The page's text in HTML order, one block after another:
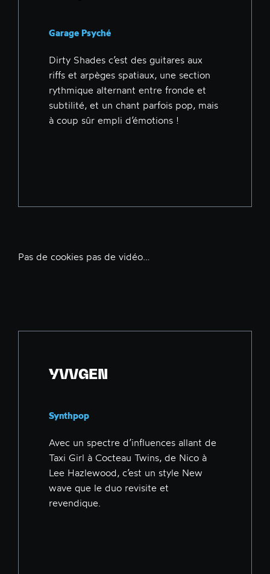
Garage Psyché
Dirty Shades c’est des guitares aux
riffs et arpèges spatiaux, une section
rythmique alternant entre fronde et
subtilité, et un chant parfois pop, mais
à coup sûr empli d’émotions !
Pas de cookies pas de vidéo…
YVVGEN
Synthpop
Avec un spectre d’influences allant de
Taxi Girl à Cocteau Twins, de Nico à
Lee Hazlewood, c’est un style New
wave que le duo revisite et
revendique.